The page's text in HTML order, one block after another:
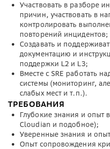
Участвовать в разборе
причин, участвовать в
контролировать
повторений инцидентов;
Создавать и
документацию и
поддержки L2 и L3;
Вместе с SRE работать
системы (мониторинг,
слабых мест и т.п.).
ТРЕБОВАНИЯ
Глубокие знания и опыт
Cloudian и подобное);
Уверенные знания и
Опыт сопровождения